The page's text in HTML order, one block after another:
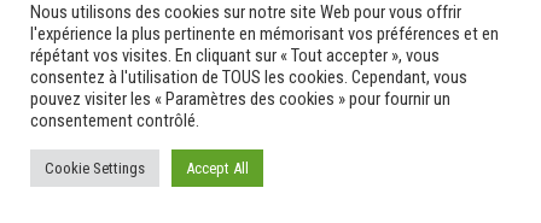
théâtre
Tourisme
toussaint
tradition
Transition Energétique
Transport et routes
Nous utilisons des cookies sur notre site Web pour vous offrir
l'expérience la plus pertinente en mémorisant vos préférences et en
répétant vos visites. En cliquant sur « Tout accepter », vous
consentez à l'utilisation de TOUS les cookies. Cependant, vous
pouvez visiter les « Paramètres des cookies » pour fournir un
consentement contrôlé.
Cookie Settings Accept All